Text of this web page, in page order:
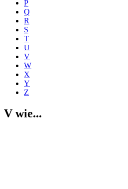
P
Q
R
S
T
U
V
W
X
Y
Z
V wie...